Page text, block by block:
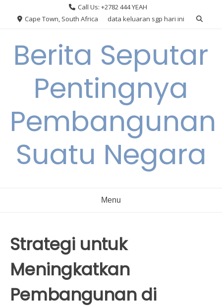
Call Us: +2782 444 YEAH
Cape Town, South Africa
data keluaran sgp hari ini
Berita Seputar
Pentingnya
Pembangunan
Suatu Negara
Menu
Strategi untuk
Meningkatkan
Pembangunan di